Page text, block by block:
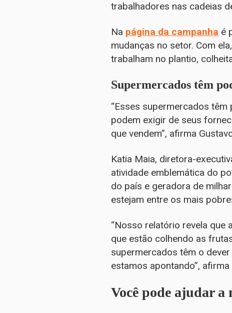
trabalhadores nas cadeias
Na página da campanha é
mudanças no setor. Com
trabalham no plantio,
Supermercados têm
“Esses supermercados
podem exigir de seus
que vendem”, afirma
Katia Maia, diretora-
atividade emblemática do
do país e geradora de
estejam entre os mais
“Nosso relatório revela que
que estão colhendo as
supermercados têm o
estamos apontando”, afirma
Você pode ajudar a